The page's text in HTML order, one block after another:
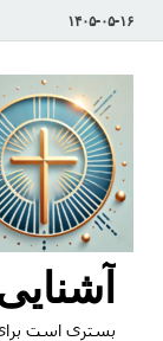
۱۴۰۵-۰۵-۱۶
بستری است